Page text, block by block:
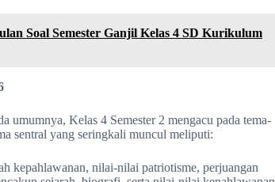
Soal Semester Ganjil Kelas 4 SD Kurikulum
umumnya, Kelas 4 Semester 2 mengacu pada tema-
sentral yang seringkali muncul meliputi:
kepahlawanan, nilai-nilai patriotisme, perjuangan